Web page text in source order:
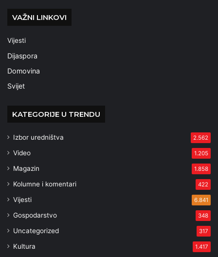
VAŽNI LINKOVI
Vijesti
Dijaspora
Domovina
Svijet
KATEGORIJE U TRENDU
Izbor uredništva 2.562
Video 1.205
Magazin 1.858
Kolumne i komentari 422
Vijesti 6.841
Gospodarstvo 348
Uncategorized 317
Kultura 1.417